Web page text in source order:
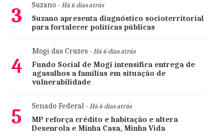
3 Suzano - Há 6 dias atrás
Suzano apresenta diagnóstico socioterritorial
para fortalecer políticas públicas
4
Mogi das Cruzes - Há 6 dias atrás
Fundo Social de Mogi intensifica entrega de
agasalhos a famílias em situação de
vulnerabilidade
5 Senado Federal- Há 6 dias atrás
MP reforça crédito e habitação e altera
Desenrola e Minha Casa, Minha Vida